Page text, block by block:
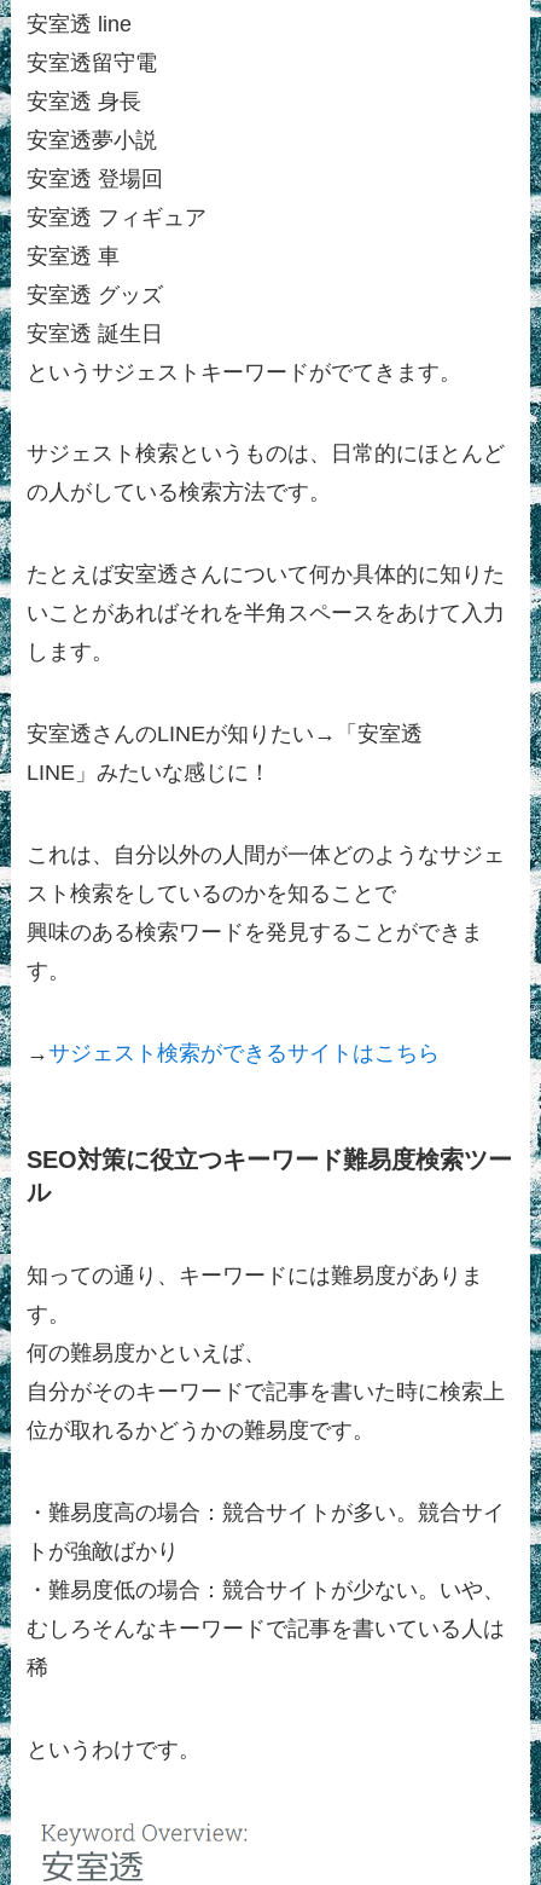
安室透 line
安室透留守電
安室透 身長
安室透夢小説
安室透 登場回
安室透 フィギュア
安室透 車
安室透 グッズ
安室透 誕生日
というサジェストキーワードがでてきます。
サジェスト検索というものは、日常的にほとんど
の人がしている検索方法です。
たとえば安室透さんについて何か具体的に知りた
いことがあればそれを半角スペースをあけて入力
します。
安室透さんのLINEが知りたい→「安室透
LINE」みたいな感じに！
これは、自分以外の人間が一体どのようなサジェ
スト検索をしているのかを知ることで
興味のある検索ワードを発見することができま
す。
→サジェスト検索ができるサイトはこちら
SEO対策に役立つキーワード難易度検索ツー
ル
知っての通り、キーワードには難易度がありま
す。
何の難易度かといえば、
自分がそのキーワードで記事を書いた時に検索上
位が取れるかどうかの難易度です。
・難易度高の場合：競合サイトが多い。競合サイ
トが強敵ばかり
・難易度低の場合：競合サイトが少ない。いや、
むしろそんなキーワードで記事を書いている人は
稀
というわけです。